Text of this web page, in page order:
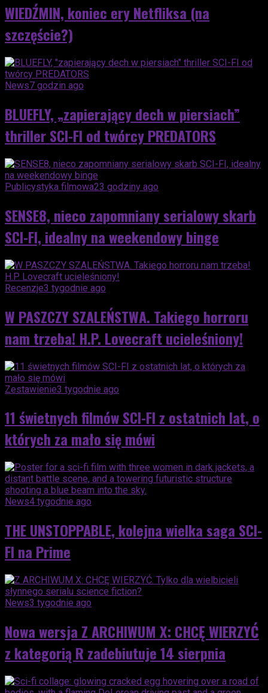
WIEDŹMIN, koniec ery Netfliksa (na
szczęście?)
News7 godzin ago
BLUEFLY, „zapierający dech w piersiach”
thriller SCI-FI od twórcy PREDATORS
Publicystyka filmowa23 godziny ago
SENSE8, nieco zapomniany serialowy skarb
SCI-FI, idealny na weekendowy binge
Recenzje3 tygodnie ago
W PASZCZY SZALEŃSTWA. Takiego horroru
nam trzeba! H.P. Lovecraft ucieleśniony!
Zestawienie3 tygodnie ago
11 świetnych filmów SCI-FI z ostatnich lat, o
których za mało się mówi
News4 tygodnie ago
THE UNSTOPPABLE, kolejna wielka saga SCI-
FI na Prime
News3 tygodnie ago
Nowa wersja Z ARCHIWUM X: CHCĘ WIERZYĆ
z kategorią R zadebiutuje 14 sierpnia